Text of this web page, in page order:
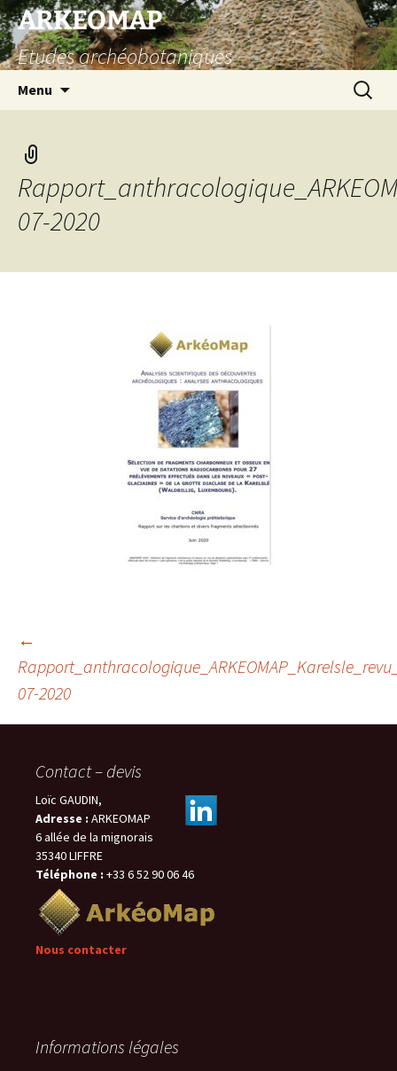
Aller
au
contenu
ARKEOMAP
Etudes archéobotaniques
Menu
07-2020
Navigation
des
articles
←
07-2020
Contact – devis
Loïc GAUDIN,
Adresse : ARKEOMAP
6 allée de la mignorais
35340 LIFFRE
Téléphone : +33 6 52 90 06 46
Nous contacter
Informations légales